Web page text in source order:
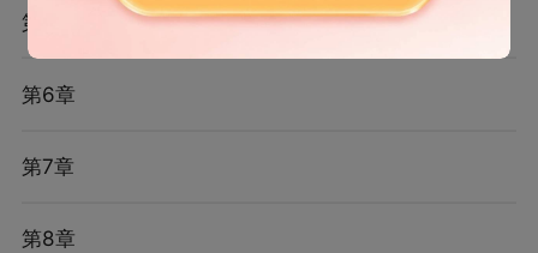
第5章
第6章
第7章
第8章